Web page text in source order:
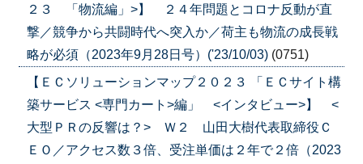
２３ 「物流編」>】 ２４年問題とコロナ反動が直
撃／競争から共闘時代へ突入か／荷主も物流の成長戦
略が必須（2023年9月28日号）('23/10/03) (0751)
【ＥＣソリューションマップ２０２３ 「ＥＣサイト構
築サービス <専門カート>編」 <インタビュー>】 <
大型ＰＲの反響は？> Ｗ２ 山田大樹代表取締役Ｃ
ＥＯ／アクセス数３倍、受注単価は２年で２倍（2023